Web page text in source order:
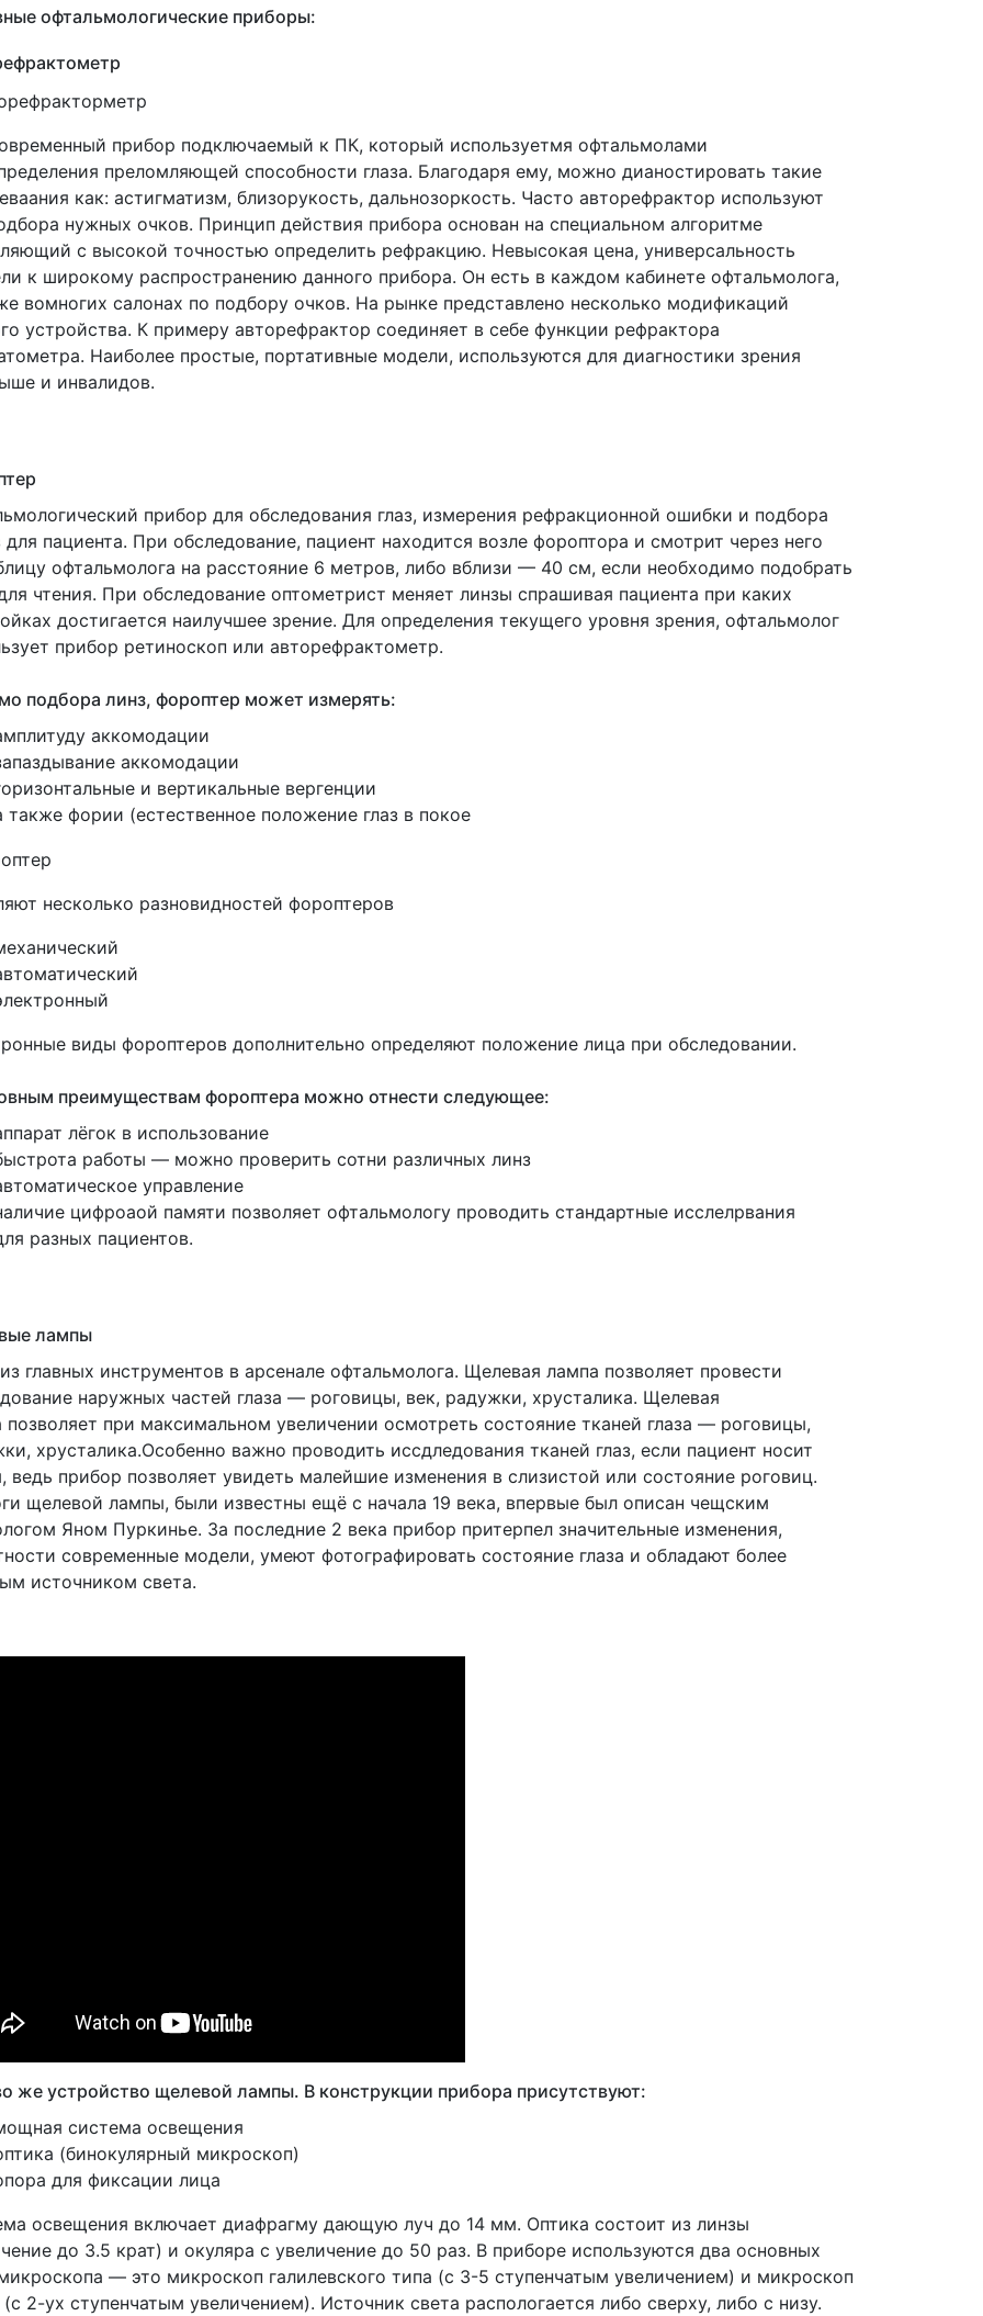
офтальмологические приборы:
прибор подключаемый к ПК, который используетмя офтальмолами
преломляющей способности глаза. Благодаря ему, можно дианостировать такие
как: астигматизм, близорукость, дальнозоркость. Часто авторефрактор используют
нужных очков. Принцип действия прибора основан на специальном алгоритме
с высокой точностью определить рефракцию. Невысокая цена, универсальность
к широкому распространению данного прибора. Он есть в каждом кабинете офтальмолога,
вомногих салонах по подбору очков. На рынке представлено несколько модификаций
устройства. К примеру авторефрактор соединяет в себе функции рефрактора
Наиболее простые, портативные модели, используются для диагностики зрения
и инвалидов.
прибор для обследования глаз, измерения рефракционной ошибки и подбора
для пациента. При обследование, пациент находится возле фороптора и смотрит через него
офтальмолога на расстояние 6 метров, либо вблизи — 40 см, если необходимо подобрать
чтения. При обследование оптометрист меняет линзы спрашивая пациента при каких
достигается наилучшее зрение. Для определения текущего уровня зрения, офтальмолог
прибор ретиноскоп или авторефрактометр.
подбора линз, фороптер может измерять:
аккомодации
аккомодации
и вертикальные вергенции
также фории (естественное положение глаз в покое
несколько разновидностей фороптеров
виды фороптеров дополнительно определяют положение лица при обследовании.
преимуществам фороптера можно отнести следующее:
лёгок в использование
работы — можно проверить сотни различных линз
управление
цифроаой памяти позволяет офтальмологу проводить стандартные исслелрвания
разных пациентов.
лампы
главных инструментов в арсенале офтальмолога. Щелевая лампа позволяет провести
наружных частей глаза — роговицы, век, радужки, хрусталика. Щелевая
позволяет при максимальном увеличении осмотреть состояние тканей глаза — роговицы,
хрусталика.Особенно важно проводить иссдледования тканей глаз, если пациент носит
ведь прибор позволяет увидеть малейшие изменения в слизистой или состояние роговиц.
щелевой лампы, были известны ещё с начала 19 века, впервые был описан чещским
Яном Пуркинье. За последние 2 века прибор притерпел значительные изменения,
современные модели, умеют фотографировать состояние глаза и обладают более
источником света.
же устройство щелевой лампы. В конструкции прибора присутствуют:
система освещения
(бинокулярный микроскоп)
для фиксации лица
освещения включает диафрагму дающую луч до 14 мм. Оптика состоит из линзы
до 3.5 крат) и окуляра с увеличение до 50 раз. В приборе используются два основных
— это микроскоп галилевского типа (с 3-5 ступенчатым увеличением) и микроскоп
(с 2-ух ступенчатым увеличением). Источник света распологается либо сверху, либо с низу.